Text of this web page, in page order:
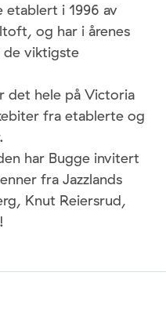
etablert i 1996 av
og har i årenes
de viktigste
det hele på Victoria
fra etablerte og
har Bugge invitert
fra Jazzlands
Knut Reiersrud,